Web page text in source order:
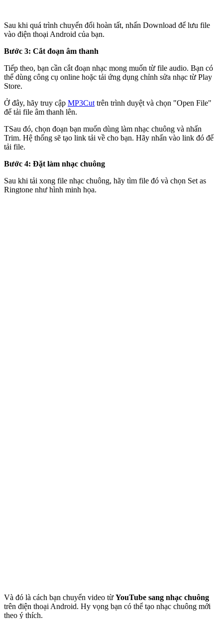
Sau khi quá trình chuyển đổi hoàn tất, nhấn Download để lưu file
vào điện thoại Android của bạn.
Bước 3: Cắt đoạn âm thanh
Tiếp theo, bạn cần cắt đoạn nhạc mong muốn từ file audio. Bạn có
thể dùng công cụ online hoặc tải ứng dụng chỉnh sửa nhạc từ Play
Store.
Ở đây, hãy truy cập MP3Cut trên trình duyệt và chọn "Open File"
để tải file âm thanh lên.
TSau đó, chọn đoạn bạn muốn dùng làm nhạc chuông và nhấn
Trim. Hệ thống sẽ tạo link tải về cho bạn. Hãy nhấn vào link đó để
tải file.
Bước 4: Đặt làm nhạc chuông
Sau khi tải xong file nhạc chuông, hãy tìm file đó và chọn Set as
Ringtone như hình minh họa.
Và đó là cách bạn chuyển video từ YouTube sang nhạc chuông
trên điện thoại Android. Hy vọng bạn có thể tạo nhạc chuông mới
theo ý thích.